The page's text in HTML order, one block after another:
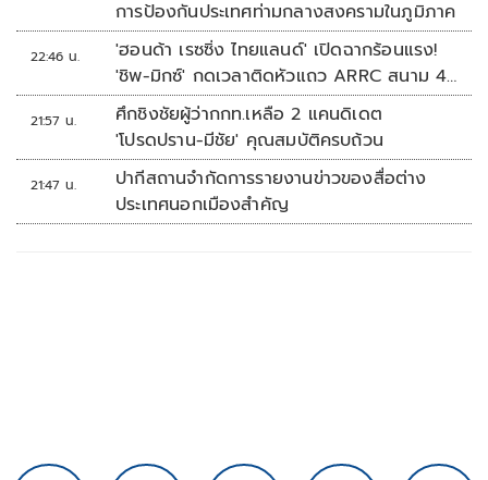
การป้องกันประเทศท่ามกลางสงครามในภูมิภาค
22:46 น.
'ฮอนด้า เรซซิ่ง ไทยแลนด์' เปิดฉากร้อนแรง!
'ชิพ-มิกซ์' กดเวลาติดหัวแถว ARRC สนาม 4
ที่มัลดาลิกา
21:57 น.
ศึกชิงชัยผู้ว่ากกท.เหลือ 2 แคนดิเดต
'โปรดปราน-มีชัย' คุณสมบัติครบถ้วน
21:47 น.
ปากีสถานจำกัดการรายงานข่าวของสื่อต่าง
ประเทศนอกเมืองสำคัญ